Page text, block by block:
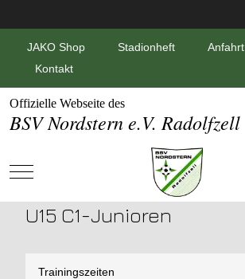
JAKO Shop Stadionheft Anfahrt
Kontakt
Offizielle Webseite des
BSV Nordstern e.V. Radolfzell
Mobile Menu Toggle
U15 C1-Junioren
Trainingszeiten